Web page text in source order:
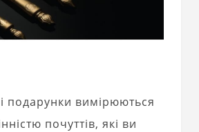
подарунки вимірюються
почуттів, які ви